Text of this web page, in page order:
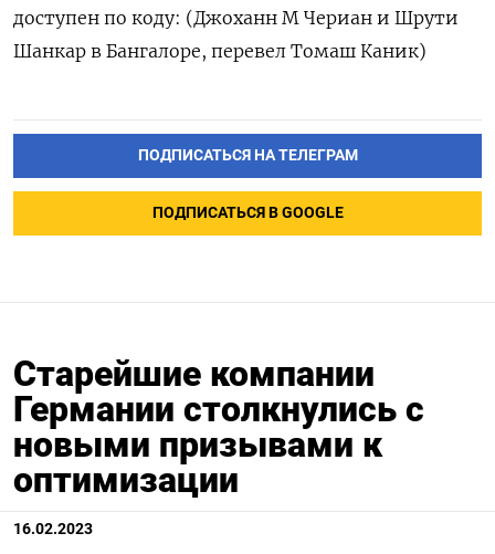
доступен по коду: (Джоханн М Чериан и Шрути
Шанкар в Бангалоре, перевел Томаш Каник)
ПОДПИСАТЬСЯ НА ТЕЛЕГРАМ
ПОДПИСАТЬСЯ В GOOGLE
Старейшие компании
Германии столкнулись с
новыми призывами к
оптимизации
16.02.2023